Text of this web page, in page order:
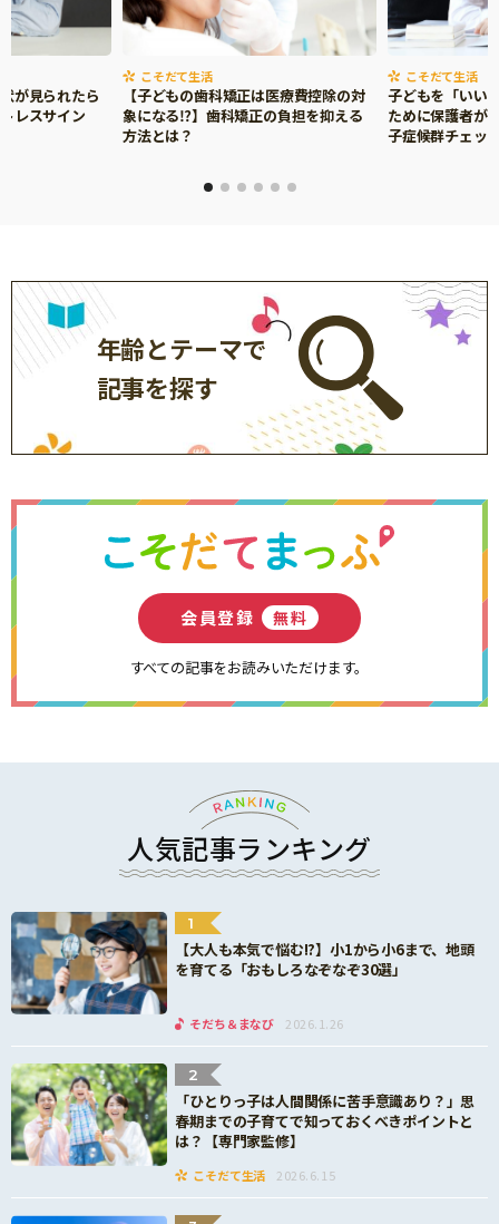
が見られたら
レスサイン
こそだて生活
【子どもの歯科矯正は医療費控除の対
象になる⁉】歯科矯正の負担を抑える
方法とは？
こそだて生活
子どもを「いい
ために保護者が
子症候群チェッ
年齢とテーマで
記事を探す
会員登録 無料
すべての記事をお読みいただけます。
人気記事ランキング
1
【大人も本気で悩む!?】小1から小6まで、地頭
を育てる「おもしろなぞなぞ30選」
そだち＆まなび 2026.1.26
2
「ひとりっ子は人間関係に苦手意識あり？」思
春期までの子育てで知っておくべきポイントと
は？【専門家監修】
こそだて生活 2026.6.15